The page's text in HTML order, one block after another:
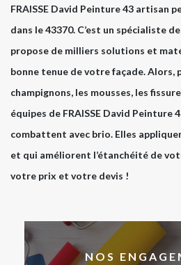
FRAISSE David Peinture 43 artisan
dans le 43370. C’est un spécialiste
propose de milliers solutions et
bonne tenue de votre façade. Alors,
champignons, les mousses, les
équipes de FRAISSE David Peinture
combattent avec brio. Elles
et qui améliorent l’étanchéité de
votre prix et votre devis !
NOS